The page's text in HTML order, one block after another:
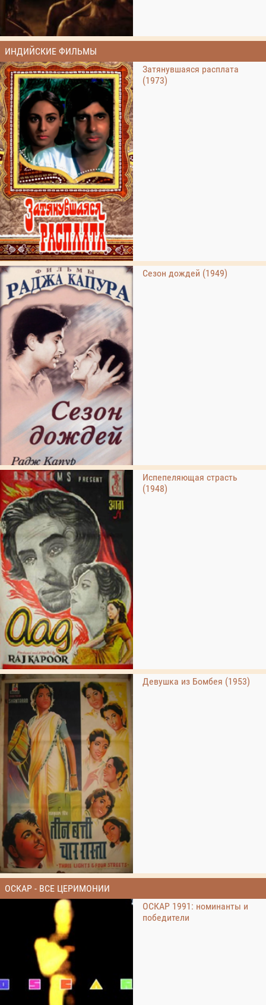
ИНДИЙСКИЕ ФИЛЬМЫ
Затянувшаяся расплата
(1973)
Сезон дождей (1949)
Испепеляющая страсть
(1948)
Девушка из Бомбея (1953)
ОСКАР - ВСЕ ЦЕРИМОНИИ
ОСКАР 1991: номинанты и
победители